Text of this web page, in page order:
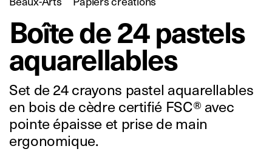
Boîte de 24 pastels
aquarellables
Set de 24 crayons pastel aquarellables
en bois de cèdre certifié FSC® avec
pointe épaisse et prise de main
ergonomique.